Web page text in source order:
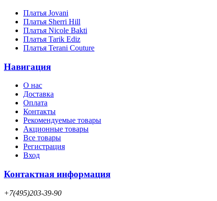
Платья Jovani
Платья Sherri Hill
Платья Nicole Bakti
Платья Tarik Ediz
Платья Terani Couture
Навигация
О нас
Доставка
Оплата
Контакты
Рекомендуемые товары
Акционные товары
Все товары
Регистрация
Вход
Контактная информация
+7(495)203-39-90